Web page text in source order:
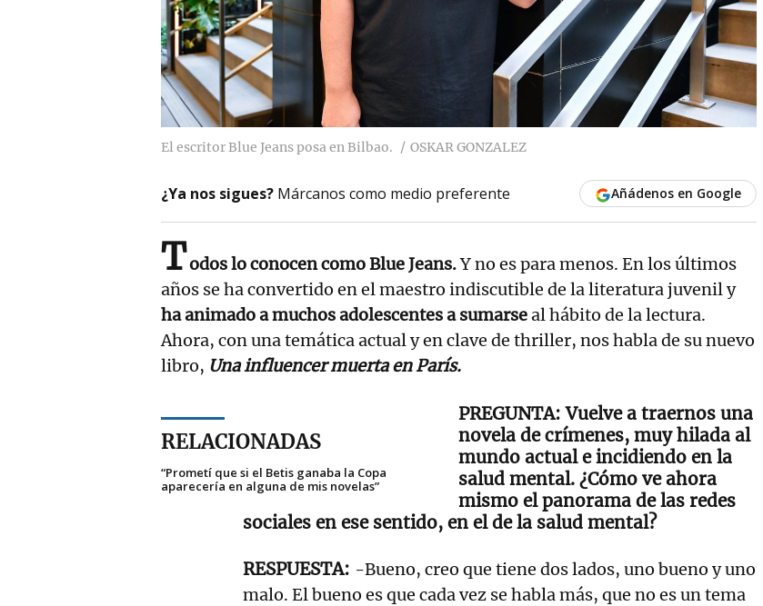
El escritor Blue Jeans posa en Bilbao. OSKAR GONZALEZ
¿Ya nos sigues? Márcanos como medio preferente Añádenos en Google
Todos lo conocen como Blue Jeans.Y no es para menos. En los últimos
años se ha convertido en el maestro indiscutible de la literatura juvenil y
ha animado a muchos adolescentes a sumarseal hábito de la lectura.
Ahora, con una temática actual y en clave de thriller, nos habla de su nuevo
libro, Una influencer muerta en París.
RELACIONADAS
“Prometí que si el Betis ganaba la Copa
aparecería en alguna de mis novelas”
Vuelve a traernos una
novela de crímenes, muy hilada al
mundo actual e incidiendo en la
salud mental. ¿Cómo ve ahora
mismo el panorama de las redes
sociales en ese sentido, en el de la salud mental?
-Bueno, creo que tiene dos lados, uno bueno y uno
malo. El bueno es que cada vez se habla más, que no es un tema